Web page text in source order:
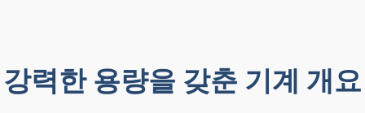
강력한 용량을 갖춘 기계 개요